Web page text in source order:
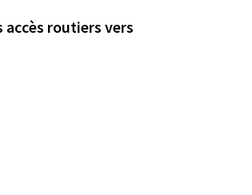
routiers vers